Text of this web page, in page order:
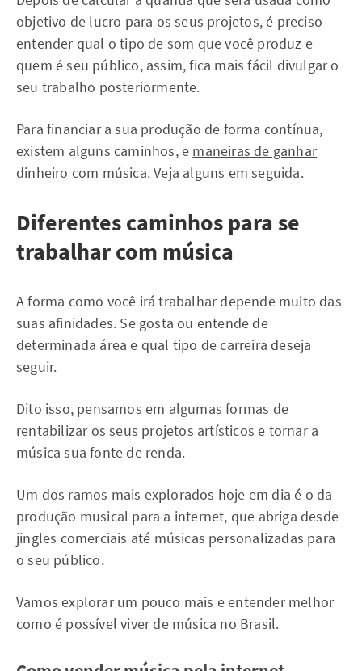
objetivo de lucro para os seus projetos, é preciso
entender qual o tipo de som que você produz e
quem é seu público, assim, fica mais fácil divulgar o
seu trabalho posteriormente.
Para financiar a sua produção de forma contínua,
existem alguns caminhos, e maneiras de ganhar
dinheiro com música. Veja alguns em seguida.
Diferentes caminhos para se
trabalhar com música
A forma como você irá trabalhar depende muito das
suas afinidades. Se gosta ou entende de
determinada área e qual tipo de carreira deseja
seguir.
Dito isso, pensamos em algumas formas de
rentabilizar os seus projetos artísticos e tornar a
música sua fonte de renda.
Um dos ramos mais explorados hoje em dia é o da
produção musical para a internet, que abriga desde
jingles comerciais até músicas personalizadas para
o seu público.
Vamos explorar um pouco mais e entender melhor
como é possível viver de música no Brasil.